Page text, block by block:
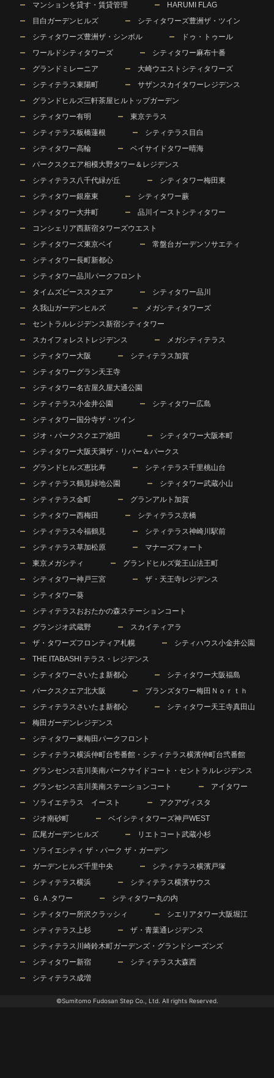
マンションを貸す・賃貸管理
HARUMI FLAG
目白ガーデンヒルズ
シティタワーズ豊洲ザ・ツイン
シティタワーズ豊洲ザ・シンボル
ドゥ・トゥール
ワールドシティタワーズ
シティタワー麻布十番
グランドミレーニア
大崎ウエストシティタワーズ
シティテラス東陽町
サザンスカイタワーレジデンス
グランドヒルズ三軒茶屋ヒルトップガーデン
シティタワー有明
東京テラス
シティテラス板橋蓮根
シティテラス目白
シティタワー高輪
ベイサイドタワー晴海
パークスクエア相模大野タワー＆レジデンス
シティテラス八千代緑が丘
シティタワー梅田東
シティタワー銀座東
シティタワー蕨
シティタワー大井町
品川イーストシティタワー
コンシェリア西新宿タワーズウエスト
シティタワーズ東京ベイ
常盤台ガーデンソサエティ
シティタワー長町新都心
シティタワー品川パークフロント
タイムズピーススクエア
シティタワー品川
久我山ガーデンヒルズ
メガシティタワーズ
セントラルレジデンス新宿シティタワー
スカイフォレストレジデンス
メガシティテラス
シティタワー大阪
シティテラス加賀
シティタワーグラン天王寺
シティタワー名古屋久屋大通公園
シティテラス小金井公園
シティタワー広島
シティタワー国分寺ザ・ツイン
ジオ・パークスクエア池田
シティタワー大阪本町
シティタワー大阪天満ザ・リバー＆パークス
グランドヒルズ恵比寿
シティテラス千里桃山台
シティテラス鶴見緑地公園
シティタワー武蔵小山
シティテラス金町
グランアルト加賀
シティタワー西梅田
シティテラス京橋
シティテラス今福鶴見
シティテラス神崎川駅前
シティテラス草加松原
マナーズフォート
東京メガシティ
グランドヒルズ覚王山法王町
シティタワー神戸三宮
ザ・天王寺レジデンス
シティタワー葵
シティテラスおおたかの森ステーションコート
グランジオ武蔵野
スカイティアラ
ザ・タワーズフロンティア札幌
シティハウス小金井公園
THE ITABASHI テラス・レジデンス
シティタワーさいたま新都心
シティタワー大阪福島
パークスクエア北大阪
ブランズタワー梅田Ｎｏｒｔｈ
シティテラスさいたま新都心
シティタワー天王寺真田山
梅田ガーデンレジデンス
シティタワー東梅田パークフロント
シティテラス横浜仲町台壱番館・シティテラス横濱仲町台弐番館
グランセンス吉川美南パークサイドコート・セントラルレジデンス
グランセンス吉川美南ステーションコート
アイタワー
ソライエテラス イースト
アクアヴィスタ
ジオ南砂町
ベイシティタワーズ神戸WEST
広尾ガーデンヒルズ
リエトコート武蔵小杉
ソライエシティ ザ・パーク ザ・ガーデン
ガーデンヒルズ千里中央
シティテラス横濱戸塚
シティテラス横浜
シティテラス横濱サウス
Ｇ.Ａ.タワー
シティタワー丸の内
シティタワー所沢クラッシィ
シエリアタワー大阪堀江
シティテラス上杉
ザ・青葉通レジデンス
シティテラス川崎鈴木町ガーデンズ・グランドシーズンズ
シティタワー新宿
シティテラス大森西
シティテラス成増
©Sumitomo Fudosan Step Co., Ltd. All rights Reserved.